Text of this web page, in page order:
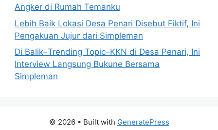
Angker di Rumah Temanku
Lebih Baik Lokasi Desa Penari Disebut Fiktif, Ini
Pengakuan Jujur dari Simpleman
Di Balik–Trending Topic–KKN di Desa Penari, Ini
Interview Langsung Bukune Bersama
Simpleman
© 2026 • Built with GeneratePress